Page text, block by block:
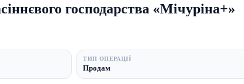
господарства «Мічуріна+»
ТИП ОПЕРАЦІЇ
Продам